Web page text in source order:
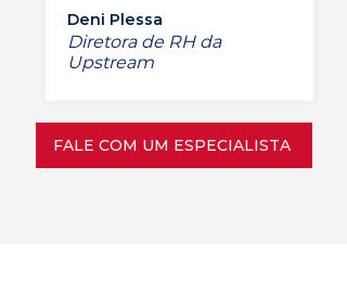
Deni Plessa
Diretora de RH da
Upstream
FALE COM UM ESPECIALISTA